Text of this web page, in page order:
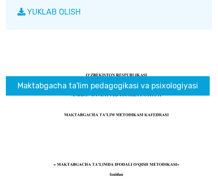
YUKLAB OLISH
Maktabgacha ta'lim pedagogikasi va psixologiyasi